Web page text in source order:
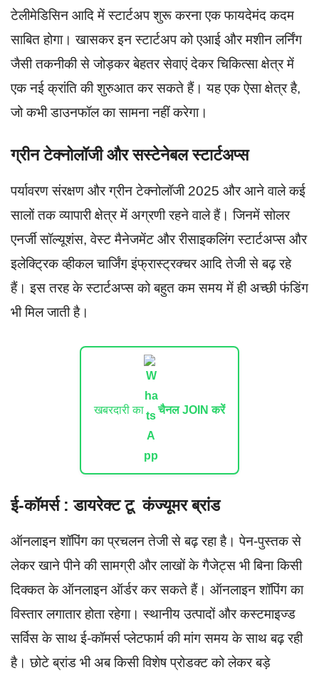
टेलीमेडिसिन आदि में स्टार्टअप शुरू करना एक फायदेमंद कदम
साबित होगा। खासकर इन स्टार्टअप को एआई और मशीन लर्निंग
जैसी तकनीकी से जोड़कर बेहतर सेवाएं देकर चिकित्सा क्षेत्र में
एक नई क्रांति की शुरुआत कर सकते हैं। यह एक ऐसा क्षेत्र है,
जो कभी डाउनफॉल का सामना नहीं करेगा।
ग्रीन टेक्नोलॉजी और सस्टेनेबल स्टार्टअप्स
पर्यावरण संरक्षण और ग्रीन टेक्नोलॉजी 2025 और आने वाले कई
सालों तक व्यापारी क्षेत्र में अग्रणी रहने वाले हैं। जिनमें सोलर
एनर्जी सॉल्यूशंस, वेस्ट मैनेजमेंट और रीसाइकलिंग स्टार्टअप्स और
इलेक्ट्रिक व्हीकल चार्जिंग इंफ्रास्ट्रक्चर आदि तेजी से बढ़ रहे
हैं। इस तरह के स्टार्टअप्स को बहुत कम समय में ही अच्छी फंडिंग
भी मिल जाती है।
खबरदारी का चैनल JOIN करें
ई-कॉमर्स : डायरेक्ट टू कंज्यूमर ब्रांड
ऑनलाइन शॉपिंग का प्रचलन तेजी से बढ़ रहा है। पेन-पुस्तक से
लेकर खाने पीने की सामग्री और लाखों के गैजेट्स भी बिना किसी
दिक्कत के ऑनलाइन ऑर्डर कर सकते हैं। ऑनलाइन शॉपिंग का
विस्तार लगातार होता रहेगा। स्थानीय उत्पादों और कस्टमाइज्ड
सर्विस के साथ ई-कॉमर्स प्लेटफार्म की मांग समय के साथ बढ़ रही
है। छोटे ब्रांड भी अब किसी विशेष प्रोडक्ट को लेकर बड़े